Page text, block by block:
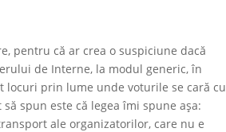
pentru că ar crea o suspiciune dacă
de Interne, la modul generic, în
locuri prin lume unde voturile se cară cu
spun este că legea îmi spune așa:
ale organizatorilor, care nu e